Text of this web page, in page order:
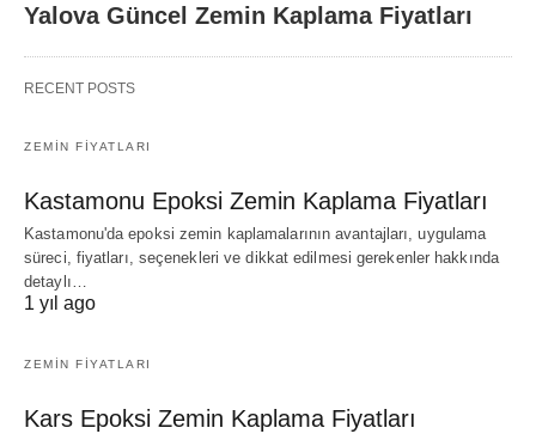
Yalova Güncel Zemin Kaplama Fiyatları
RECENT POSTS
ZEMIN FIYATLARI
Kastamonu Epoksi Zemin Kaplama Fiyatları
Kastamonu'da epoksi zemin kaplamalarının avantajları, uygulama
süreci, fiyatları, seçenekleri ve dikkat edilmesi gerekenler hakkında
detaylı…
1 yıl ago
ZEMIN FIYATLARI
Kars Epoksi Zemin Kaplama Fiyatları